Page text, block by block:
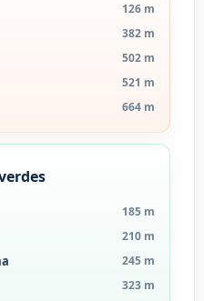
126 m
382 m
502 m
521 m
664 m
185 m
210 m
245 m
323 m